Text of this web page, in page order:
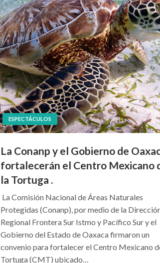
ESPECTÁCULOS
La Conanp y el Gobierno de
fortalecerán el Centro Mexicano
la Tortuga .
La Comisión Nacional de Áreas Naturales
Protegidas (Conanp), por medio de la
Regional Frontera Sur Istmo y Pacífico Sur y el
Gobierno del Estado de Oaxaca firmaron un
convenio para fortalecer el Centro Mexicano
Tortuga (CMT) ubicado…